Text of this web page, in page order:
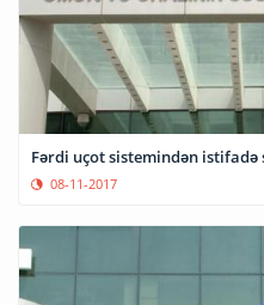
Fərdi uçot sistemindən istifadə
08-11-2017